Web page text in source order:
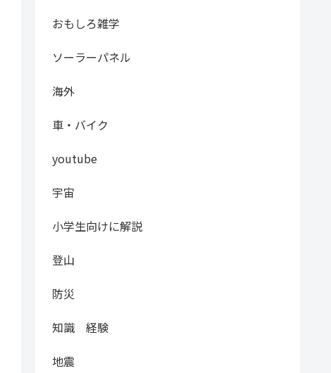
おもしろ雑学
ソーラーパネル
海外
車・バイク
youtube
宇宙
小学生向けに解説
登山
防災
知識 経験
地震